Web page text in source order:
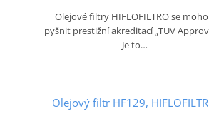
Olejové filtry HIFLOFILTRO se
pyšnit prestižní akreditací „TUV
Je to…
Olejový filtr HF129,